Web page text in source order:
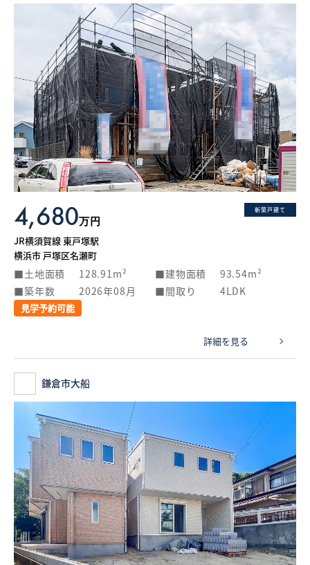
新築戸建て
4,680万円
JR横須賀線 東戸塚駅
横浜市 戸塚区名瀬町
土地面積 128.91m² 建物面積
93.54m²
築年数
2026年08月 間取り 4LDK
見学予約可能
詳細を見る
鎌倉市大船